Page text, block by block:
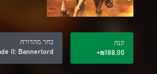
קנה
‪₪‎188.00‬+
בחר מהדורה
II: Bannerlord